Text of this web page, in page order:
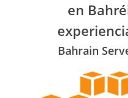
en
Bahrain